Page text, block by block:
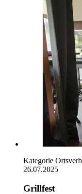
Kategorie
26.07.2025
Grillfest